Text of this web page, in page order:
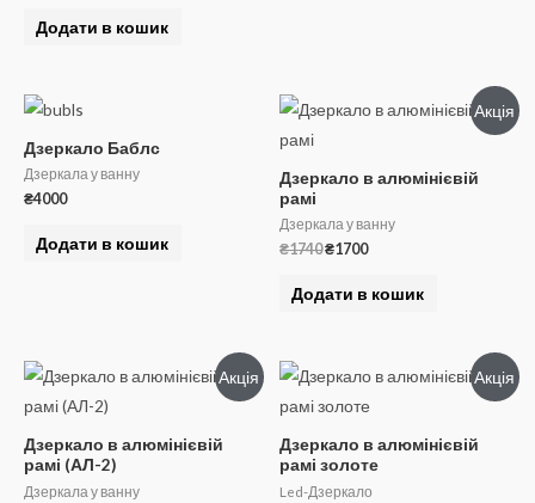
Додати в кошик
Дзеркало Баблс
Дзеркала у ванну
₴4000
Додати в кошик
Акція
Дзеркало в алюмінієвій
рамі
Дзеркала у ванну
₴1740Оригінальна
₴1700Поточна
Додати в кошик
Акція
Дзеркало в алюмінієвій
рамі (АЛ-2)
Дзеркала у ванну
Акція
Дзеркало в алюмінієвій
рамі золоте
Led-Дзеркало